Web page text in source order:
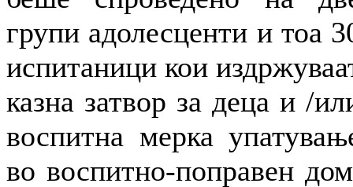
групи адолесценти и тоа
испитаници кои
казна затвор за деца и /
воспитна мерка
во воспитно-поправен